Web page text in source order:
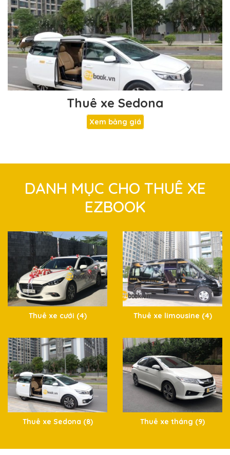
Thuê xe Sedona
Xem bảng giá
DANH MỤC CHO THUÊ XE
EZBOOK
Thuê xe cưới (4) Thuê xe limousine (4)
Thuê xe Sedona (8) Thuê xe tháng (9)